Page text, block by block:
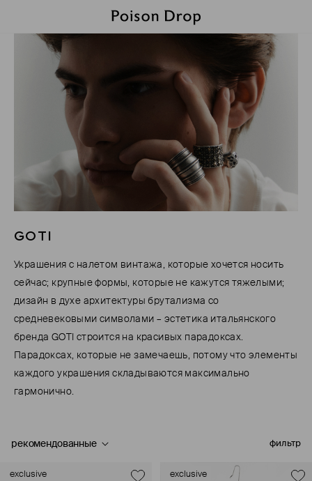
GOTI
Украшения с налетом винтажа, которые хочется носить
сейчас; крупные формы, которые не кажутся тяжелыми;
дизайн в духе архитектуры брутализма со
средневековыми символами – эстетика итальянского
бренда GOTI строится на красивых парадоксах.
Парадоксах, которые не замечаешь, потому что элементы
каждого украшения складываются максимально
гармонично.
фильтр
рекомендованные
exclusive exclusive